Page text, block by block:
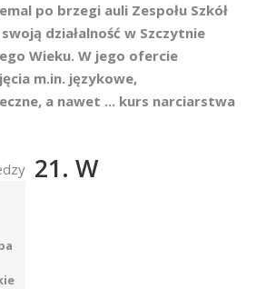
po brzegi auli Zespołu Szkół
działalność w Szczytnie
Wieku. W jego ofercie
m.in. językowe,
a nawet ... kurs narciarstwa
21. W